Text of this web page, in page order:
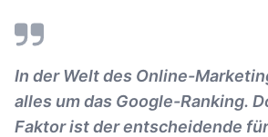
In der Welt des Online-
alles um das Google-Ranking.
Faktor ist der entscheidende